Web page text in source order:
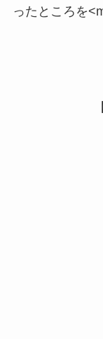
ったところを